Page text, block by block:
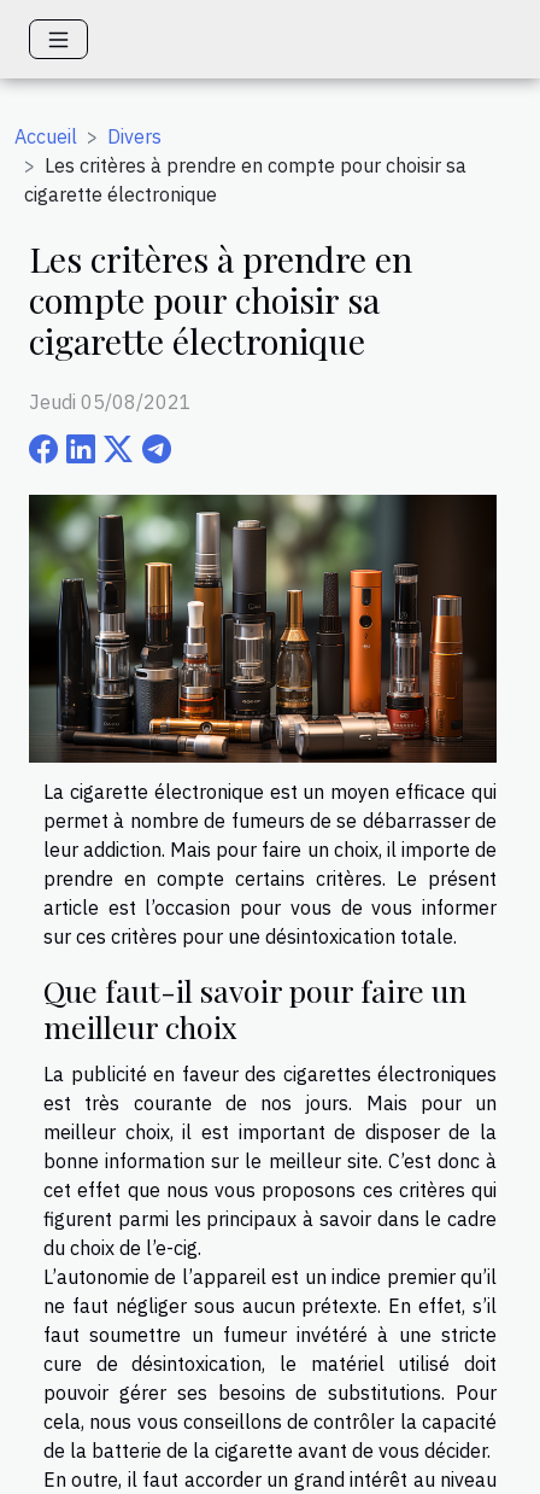
Accueil
Divers
Les critères à prendre en compte pour choisir sa
cigarette électronique
Les critères à prendre en
compte pour choisir sa
cigarette électronique
Jeudi 05/08/2021
La cigarette électronique est un moyen efficace qui
permet à nombre de fumeurs de se débarrasser de
leur addiction. Mais pour faire un choix, il importe de
prendre en compte certains critères. Le présent
article est l’occasion pour vous de vous informer
sur ces critères pour une désintoxication totale.
Que faut-il savoir pour faire un
meilleur choix
La publicité en faveur des cigarettes électroniques
est très courante de nos jours. Mais pour un
meilleur choix, il est important de disposer de la
bonne information sur le meilleur site. C’est donc à
cet effet que nous vous proposons ces critères qui
figurent parmi les principaux à savoir dans le cadre
du choix de l’e-cig.
L’autonomie de l’appareil est un indice premier qu’il
ne faut négliger sous aucun prétexte. En effet, s’il
faut soumettre un fumeur invétéré à une stricte
cure de désintoxication, le matériel utilisé doit
pouvoir gérer ses besoins de substitutions. Pour
cela, nous vous conseillons de contrôler la capacité
de la batterie de la cigarette avant de vous décider.
En outre, il faut accorder un grand intérêt au niveau